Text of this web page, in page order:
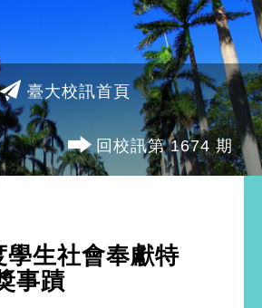
臺大校訊首頁
回校訊第 1674 期
學生社會奉獻特
事蹟